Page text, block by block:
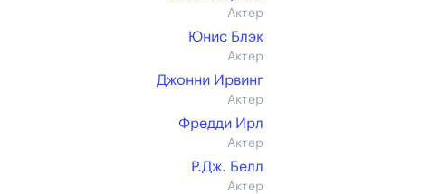
Актер
Юнис Блэк
Актер
Джонни Ирвинг
Актер
Фредди Ирл
Актер
Р.Дж. Белл
Актер